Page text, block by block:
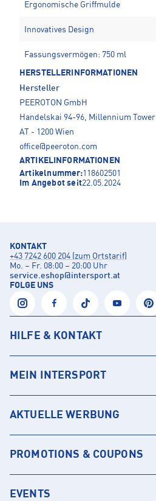
Ergonomische Griffmulde
Innovatives Design
Fassungsvermögen: 750 ml
HERSTELLERINFORMATIONEN
Hersteller
PEEROTON GmbH
Handelskai 94-96, Millennium Tower
AT - 1200 Wien
office@peeroton.com
ARTIKELINFORMATIONEN
Artikelnummer:118602501
Im Angebot seit22.05.2024
KONTAKT
+43 7242 600 204 (zum Ortstarif)
Mo. – Fr. 08:00 – 20:00 Uhr
service.eshop@intersport.at
FOLGE UNS
HILFE & KONTAKT
MEIN INTERSPORT
AKTUELLE WERBUNG
PROMOTIONS & COUPONS
EVENTS